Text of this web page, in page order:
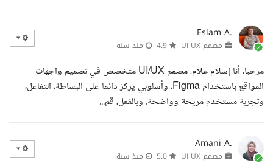
Eslam A.
مصمم UI UX منذ سنة
مرحبا، أنا إسلام علام، مصمم UI/UX متخصص في تصميم واجهات
المواقع باستخدام Figma، وأسلوبي يركز دائما على البساطة، التفاعل،
وتجربة مستخدم مريحة وواضحة. وبالفعل، قم...
Amani A.
مصمم UI UX منذ سنة